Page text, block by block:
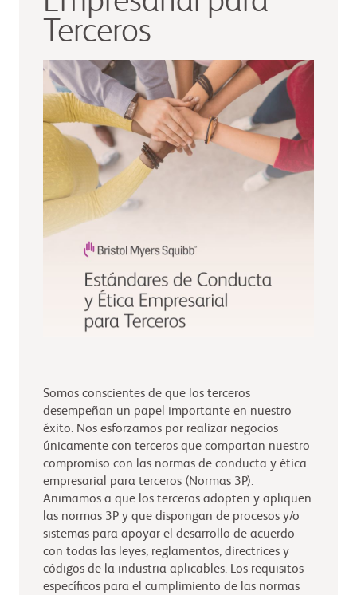
Terceros
Somos conscientes de que los terceros
desempeñan un papel importante en nuestro
éxito. Nos esforzamos por realizar negocios
únicamente con terceros que compartan nuestro
compromiso con las normas de conducta y ética
empresarial para terceros (Normas 3P).
Animamos a que los terceros adopten y apliquen
las normas 3P y que dispongan de procesos y/o
sistemas para apoyar el desarrollo de acuerdo
con todas las leyes, reglamentos, directrices y
códigos de la industria aplicables. Los requisitos
específicos para el cumplimiento de las normas